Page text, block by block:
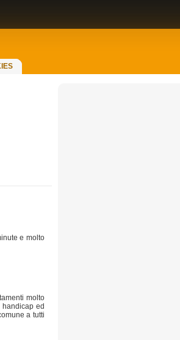
e molto
molto
ed
a tutti